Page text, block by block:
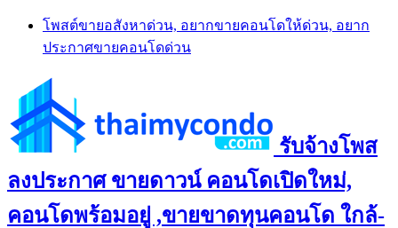
Skip
content
โพสต์ขายอสังหาด่วน, อยากขายคอนโดให้ด่วน, อยาก
ประกาศขายคอนโดด่วน
รับจ้างโพส
ลงประกาศ ขายดาวน์ คอนโดเปิดใหม่,
คอนโดพร้อมอยู่ ,ขายขาดทุนคอนโด ใกล้-